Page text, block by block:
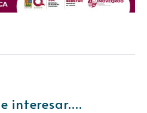
interesar....